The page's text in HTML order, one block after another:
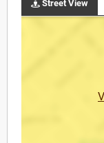
Street View